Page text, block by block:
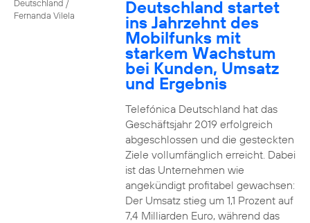
Deutschland /
Fernanda Vilela
Deutschland startet
ins Jahrzehnt des
Mobilfunks mit
starkem Wachstum
bei Kunden, Umsatz
und Ergebnis
Telefónica Deutschland hat das
Geschäftsjahr 2019 erfolgreich
abgeschlossen und die gesteckten
Ziele vollumfänglich erreicht. Dabei
ist das Unternehmen wie
angekündigt profitabel gewachsen:
Der Umsatz stieg um 1,1 Prozent auf
7,4 Milliarden Euro, während das